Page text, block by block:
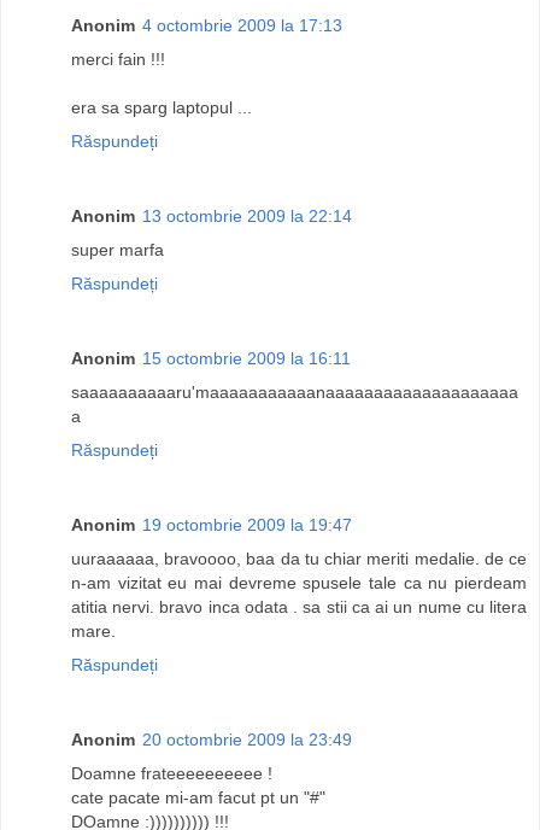
Anonim 4 octombrie 2009 la 17:13
merci fain !!!
era sa sparg laptopul ...
Răspundeți
Anonim 13 octombrie 2009 la 22:14
super marfa
Răspundeți
Anonim 15 octombrie 2009 la 16:11
saaaaaaaaaaru'maaaaaaaaaaanaaaaaaaaaaaaaaaaaaaa
a
Răspundeți
Anonim 19 octombrie 2009 la 19:47
uuraaaaaa, bravoooo, baa da tu chiar meriti medalie. de ce
n-am vizitat eu mai devreme spusele tale ca nu pierdeam
atitia nervi. bravo inca odata . sa stii ca ai un nume cu litera
mare.
Răspundeți
Anonim 20 octombrie 2009 la 23:49
Doamne frateeeeeeeeee !
cate pacate mi-am facut pt un "#"
DOamne :)))))))))) !!!